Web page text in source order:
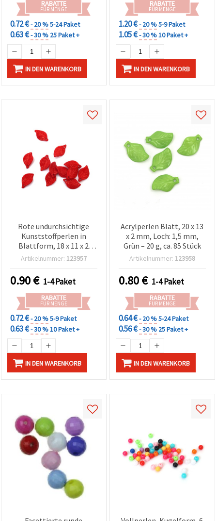
RABATTE
FÜR MENGE
0.72 €- 20 %5-24 Paket
0.63 €- 30 % 25 Paket +
IN DEN WARENKORB
RABATTE
FÜR MENGE
1.20 €- 20 %5-9 Paket
1.05 €- 30 %10 Paket +
IN DEN WARENKORB
Rote undurchsichtige
Kunststoffperlen in
Blattform, 18 x 11 x 2
mm, Loch 1,5 mm, 50 g
Martenitsa, Armbänder,
Ketten und DIY-
Dekorationen
Artikelnummer: 123957
0.90€ 1-4 Paket
RABATTE
FÜR MENGE
0.72 €- 20 %5-9 Paket
0.63 €- 30 %10 Paket +
IN DEN WARENKORB
Acrylperlen Blatt, 20 x 13
x 2 mm, Loch: 1,5 mm,
Grün – 20 g, ca. 85 Stück
Artikelnummer: 123958
0.80€ 1-4 Paket
RABATTE
FÜR MENGE
0.64 €- 20 %5-24 Paket
0.56 €- 30 % 25 Paket +
IN DEN WARENKORB